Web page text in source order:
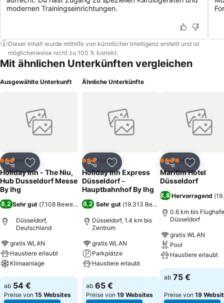
modernen Trainingseinrichtungen.
Dieser Inhalt wurde mithilfe von künstlicher Intelligenz erstellt und ist
möglicherweise nicht zu 100 % korrekt.
Mit ähnlichen Unterkünften vergleichen
Ausgewählte Unterkunft
Teilen Zu Favoriten hinzufügen
3 SterneHotel
Holiday Inn - The Niu,
Hub Dusseldorf Messe
By Ihg
8,2 Sehr gut (7.108 Bewertungen )
Düsseldorf,
Deutschland
gratis WLAN
Haustiere erlaubt
Klimaanlage
Preise sehen
ab 54 €
Preise von 15 Websites
Ähnliche Unterkünfte
Teilen Zu Favoriten hinzufügen
3 SterneHotel
Holiday Inn Express
Düsseldorf -
Hauptbahnhof By Ihg
8,2 Sehr gut (19.313 Bewertungen
Düsseldorf, 1.4 km bis
Zentrum
gratis WLAN
Parkplätze
Haustiere erlaubt
Preise sehen
ab 65 €
Preise von 19 Websites
Teilen Zu
4 SterneHotel
Maritim Hotel
Düsseldorf
8,8 Hervorragend (
0.6 km bis
Düsseldorf
gratis WLAN
Pool
Haustiere erlaubt
Preise sehen
ab 75 €
Preise von 19